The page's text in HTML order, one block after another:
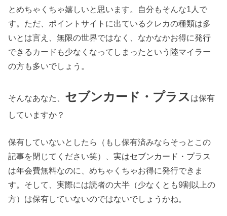
とめちゃくちゃ嬉しいと思います。自分もそんな1人で
す。ただ、ポイントサイトに出ているクレカの種類は多
いとは言え、無限の世界ではなく、なかなかお得に発行
できるカードも少なくなってしまったという陸マイラー
の方も多いでしょう。
そんなあなた、 セブンカード・プラス は保有
していますか？
保有していないとしたら（もし保有済みならそっとこの
記事を閉じてください笑）、実はセブンカード・プラス
は年会費無料なのに、めちゃくちゃお得に発行できま
す。そして、実際には読者の大半（少なくとも9割以上の
方）は保有していないのではないでしょうかね。